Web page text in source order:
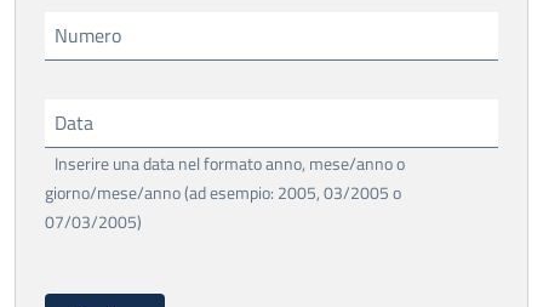
Numero
Data
Inserire una data nel formato anno, mese/anno o
giorno/mese/anno (ad esempio: 2005, 03/2005 o
07/03/2005)